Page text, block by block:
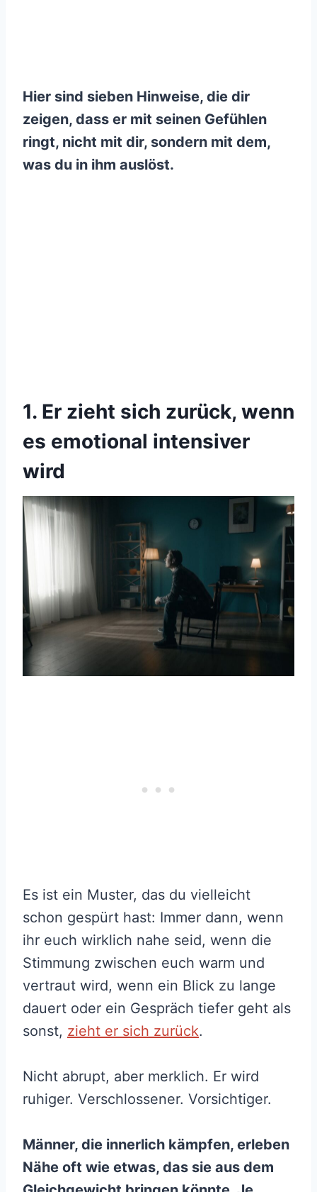
Hier sind sieben Hinweise, die dir
zeigen, dass er mit seinen Gefühlen
ringt, nicht mit dir, sondern mit dem,
was du in ihm auslöst.
1. Er zieht sich zurück, wenn
es emotional intensiver
wird
Es ist ein Muster, das du vielleicht
schon gespürt hast: Immer dann, wenn
ihr euch wirklich nahe seid, wenn die
Stimmung zwischen euch warm und
vertraut wird, wenn ein Blick zu lange
dauert oder ein Gespräch tiefer geht als
sonst, zieht er sich zurück.
Nicht abrupt, aber merklich. Er wird
ruhiger. Verschlossener. Vorsichtiger.
Männer, die innerlich kämpfen, erleben
Nähe oft wie etwas, das sie aus dem